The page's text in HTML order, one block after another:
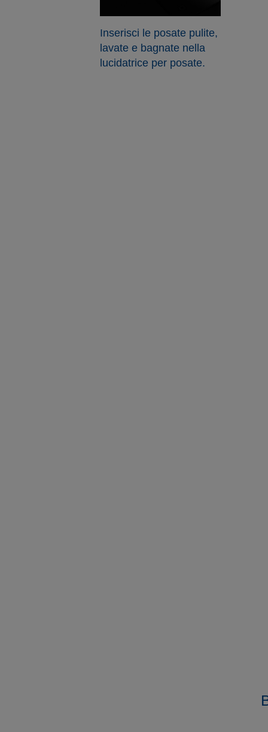
Inserisci le posate pulite,
lavate e bagnate nella
lucidatrice per posate.